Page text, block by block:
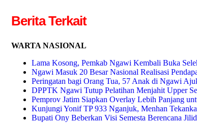
Berita Terkait
WARTA NASIONAL
Lama Kosong, Pemkab Ngawi Kembali Buka
Ngawi Masuk 20 Besar Nasional Realisasi
Peringatan bagi Orang Tua, 57 Anak di Ngawi
DPPTK Ngawi Tutup Pelatihan Menjahit Upper
Pemprov Jatim Siapkan Overlay Lebih Panjang
Kunjungi Yonif TP 933 Nganjuk, Menhan
Bupati Ony Beberkan Visi Semesta Berencana